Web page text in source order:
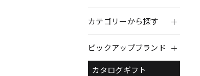
カテゴリーから探す
ピックアップブランド
カタログギフト